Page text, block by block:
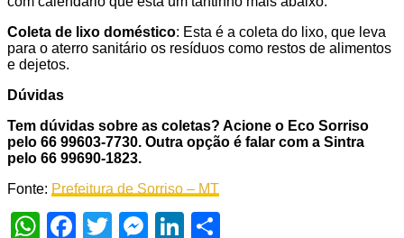
Coleta de lixo doméstico: Esta é a coleta do lixo, que leva
para o aterro sanitário os resíduos como restos de alimentos
e dejetos.
Dúvidas
Tem dúvidas sobre as coletas? Acione o Eco Sorriso
pelo 66 99603-7730. Outra opção é falar com a Sintra
pelo 66 99690-1823.
Fonte: Prefeitura de Sorriso – MT
WhatsApp
Facebook
TwitterMessenger
LinkedIn